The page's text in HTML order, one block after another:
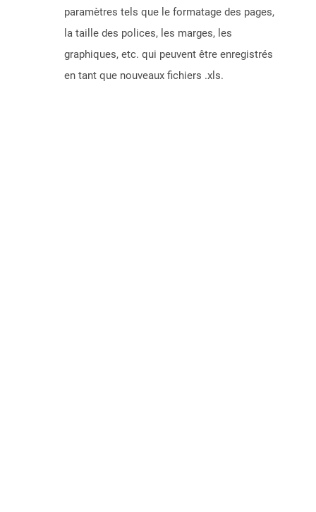
paramètres tels que le formatage des pages,
la taille des polices, les marges, les
graphiques, etc. qui peuvent être enregistrés
en tant que nouveaux fichiers .xls.